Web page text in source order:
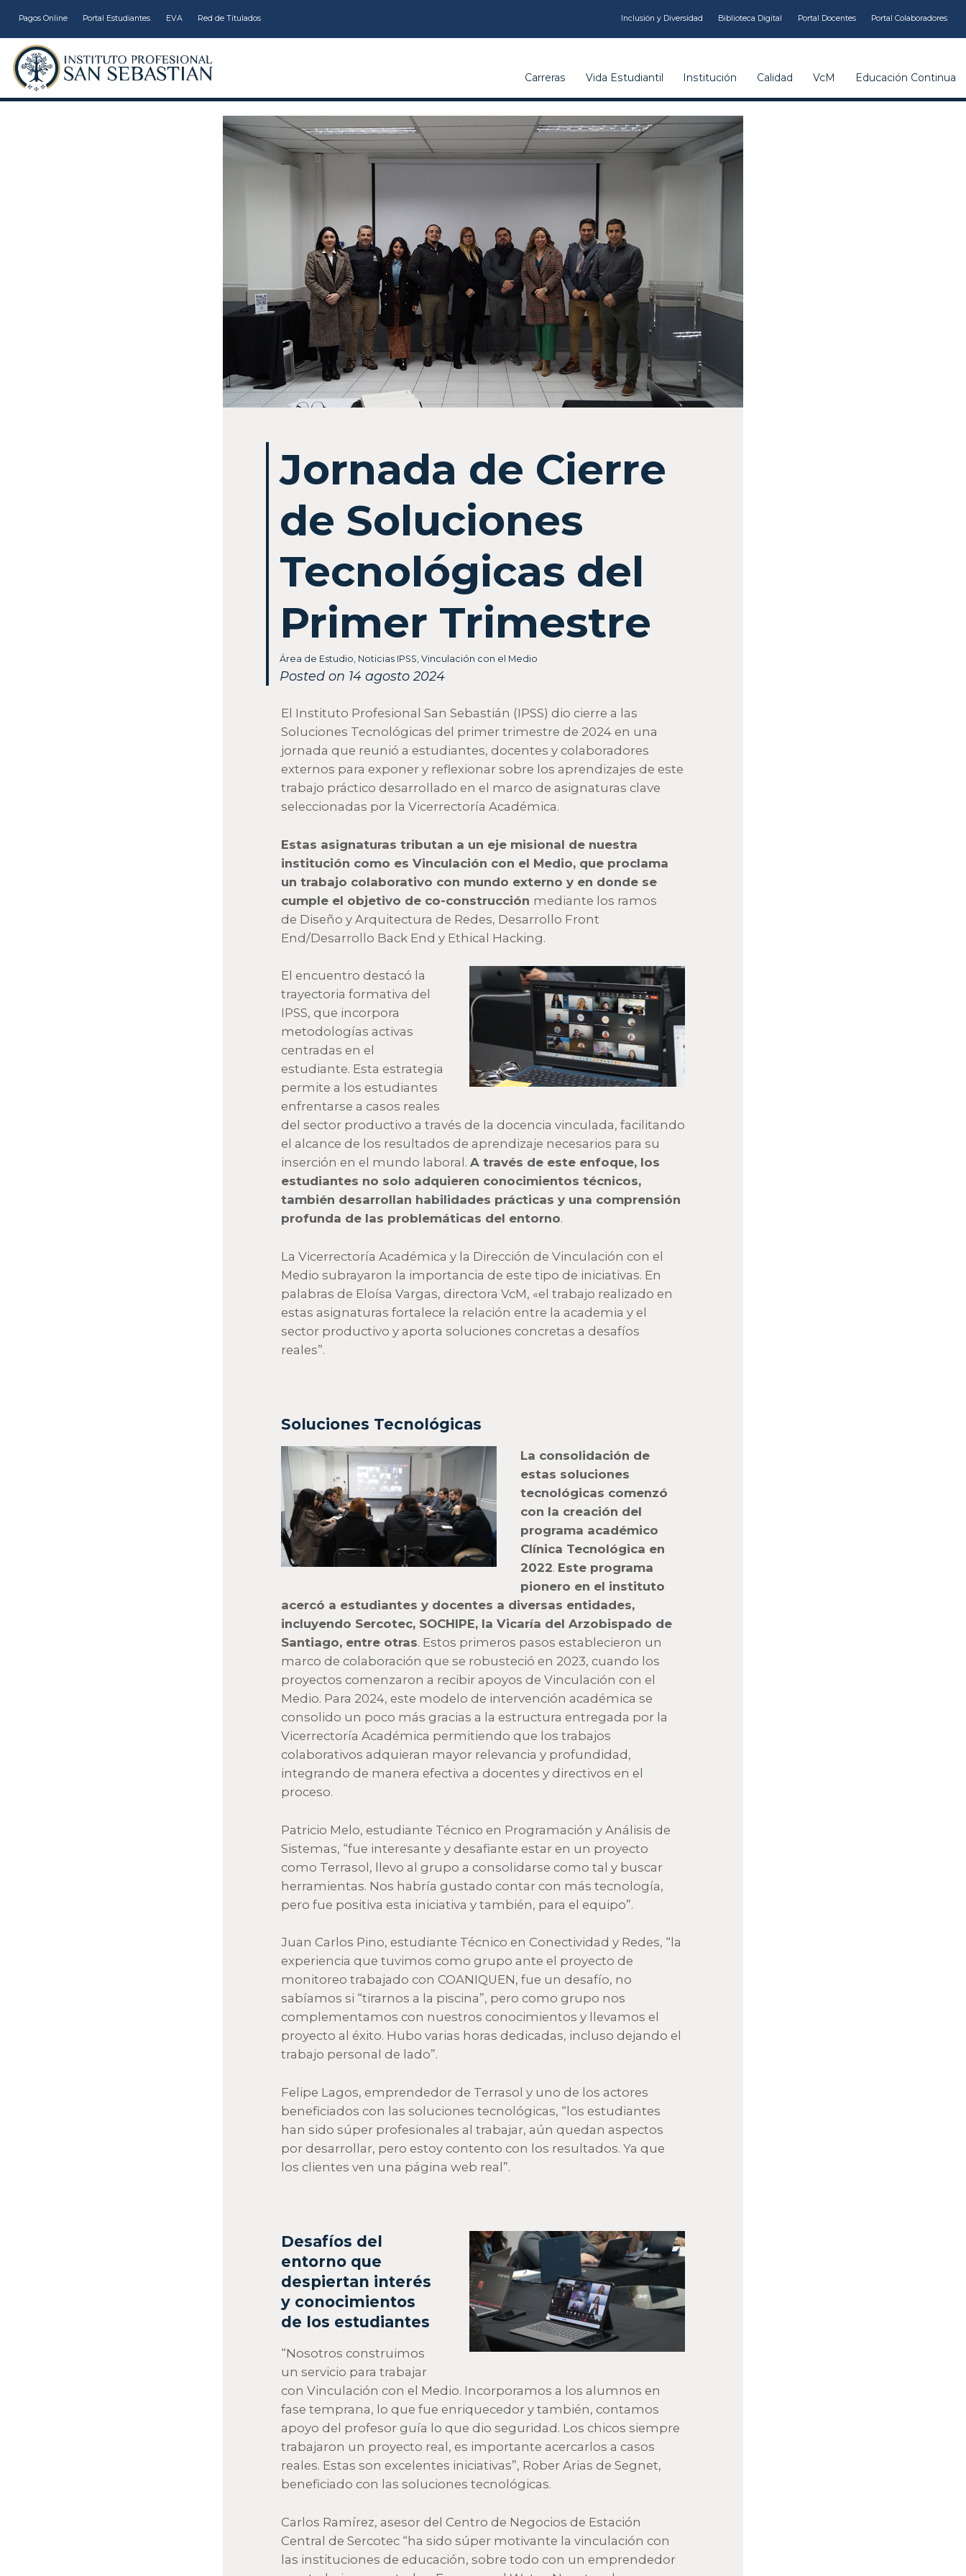
Pagos Online Portal Estudiantes EVA Red de Titulados Inclusión y Diversidad Biblioteca Digital Portal Docentes Portal Colaboradores
Carreras Vida Estudiantil Institución Calidad VcM Educación Continua
ESTUDIANTIL
INSTITUCIÓN
CALIDAD
VCM
EDUCACIÓN
CONTINUA
Jornada de Cierre
de Soluciones
Tecnológicas del
Primer Trimestre
Área de Estudio Noticias IPSS ,Vinculación con el Medio
Posted on 14 agosto 2024
El Instituto Profesional San Sebastián (IPSS) dio cierre a las
Soluciones Tecnológicas del primer trimestre de 2024 en una
jornada que reunió a estudiantes, docentes y colaboradores
externos para exponer y reflexionar sobre los aprendizajes de este
trabajo práctico desarrollado en el marco de asignaturas clave
seleccionadas por la Vicerrectoría Académica.
Estas asignaturas tributan a un eje misional de nuestra
institución como es Vinculación con el Medio, que proclama
un trabajo colaborativo con mundo externo y en donde se
cumple el objetivo de co-construcción mediante los ramos
de Diseño y Arquitectura de Redes, Desarrollo Front
End/Desarrollo Back End y Ethical Hacking.
El encuentro destacó la
trayectoria formativa del
IPSS, que incorpora
metodologías activas
centradas en el
estudiante. Esta estrategia
permite a los estudiantes
enfrentarse a casos reales
del sector productivo a través de la docencia vinculada, facilitando
el alcance de los resultados de aprendizaje necesarios para su
inserción en el mundo laboral. A través de este enfoque, los
estudiantes no solo adquieren conocimientos técnicos,
también desarrollan habilidades prácticas y una comprensión
profunda de las problemáticas del entorno.
La Vicerrectoría Académica y la Dirección de Vinculación con el
Medio subrayaron la importancia de este tipo de iniciativas. En
palabras de Eloísa Vargas, directora VcM, «el trabajo realizado en
estas asignaturas fortalece la relación entre la academia y el
sector productivo y aporta soluciones concretas a desafíos
reales”.
Soluciones Tecnológicas
La consolidación de
estas soluciones
tecnológicas comenzó
con la creación del
programa académico
Clínica Tecnológica en
2022. Este programa
pionero en el instituto
acercó a estudiantes y docentes a diversas entidades,
incluyendo Sercotec, SOCHIPE, la Vicaría del Arzobispado de
Santiago, entre otras. Estos primeros pasos establecieron un
marco de colaboración que se robusteció en 2023, cuando los
proyectos comenzaron a recibir apoyos de Vinculación con el
Medio. Para 2024, este modelo de intervención académica se
consolido un poco más gracias a la estructura entregada por la
Vicerrectoría Académica permitiendo que los trabajos
colaborativos adquieran mayor relevancia y profundidad,
integrando de manera efectiva a docentes y directivos en el
proceso.
Patricio Melo, estudiante Técnico en Programación y Análisis de
Sistemas, “fue interesante y desafiante estar en un proyecto
como Terrasol, llevo al grupo a consolidarse como tal y buscar
herramientas. Nos habría gustado contar con más tecnología,
pero fue positiva esta iniciativa y también, para el equipo”.
Juan Carlos Pino, estudiante Técnico en Conectividad y Redes, “la
experiencia que tuvimos como grupo ante el proyecto de
monitoreo trabajado con COANIQUEN, fue un desafío, no
sabíamos si “tirarnos a la piscina”, pero como grupo nos
complementamos con nuestros conocimientos y llevamos el
proyecto al éxito. Hubo varias horas dedicadas, incluso dejando el
trabajo personal de lado”.
Felipe Lagos, emprendedor de Terrasol y uno de los actores
beneficiados con las soluciones tecnológicas, “los estudiantes
han sido súper profesionales al trabajar, aún quedan aspectos
por desarrollar, pero estoy contento con los resultados. Ya que
los clientes ven una página web real”.
Desafíos del
entorno que
despiertan interés
y conocimientos
de los estudiantes
“Nosotros construimos
un servicio para trabajar
con Vinculación con el Medio. Incorporamos a los alumnos en
fase temprana, lo que fue enriquecedor y también, contamos
apoyo del profesor guía lo que dio seguridad. Los chicos siempre
trabajaron un proyecto real, es importante acercarlos a casos
reales. Estas son excelentes iniciativas”, Rober Arias de Segnet,
beneficiado con las soluciones tecnológicas.
Carlos Ramírez, asesor del Centro de Negocios de Estación
Central de Sercotec “ha sido súper motivante la vinculación con
las instituciones de educación, sobre todo con un emprendedor